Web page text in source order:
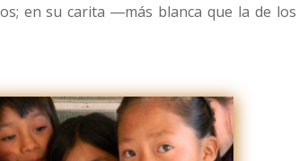
en su carita ―más blanca que la de